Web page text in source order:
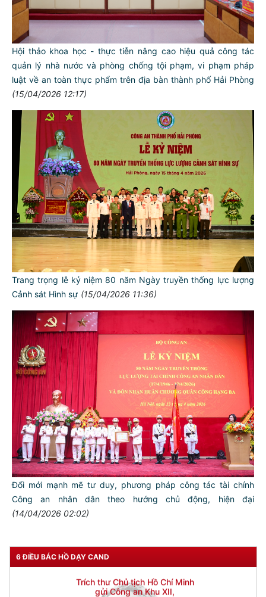
Hội thảo khoa học - thực tiễn nâng cao hiệu quả công tác
quản lý nhà nước và phòng chống tội phạm, vi phạm pháp
luật về an toàn thực phẩm trên địa bàn thành phố Hải Phòng
(15/04/2026 12:17)
Trang trọng lễ kỷ niệm 80 năm Ngày truyền thống lực lượng
Cảnh sát Hình sự (15/04/2026 11:36)
Đổi mới mạnh mẽ tư duy, phương pháp công tác tài chính
Công an nhân dân theo hướng chủ động, hiện đại
(14/04/2026 02:02)
6 ĐIỀU BÁC HỒ DẠY CAND